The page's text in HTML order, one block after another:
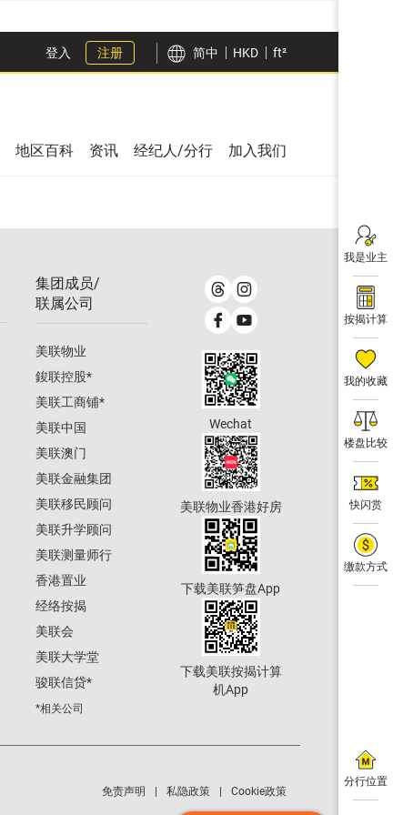
登入 注册 简中 HKD ft²
我是业主
按揭计算
我的收藏
楼盘比较
快闪赏
缴款方式
分行位置
地区百科 资讯 经纪人/分行 加入我们
集团成员/
联属公司
美联物业
鋑联控股*
美联工商铺*
美联中国
美联澳门
美联金融集团
美联移民顾问
美联升学顾问
美联测量师行
香港置业
经络按揭
美联会
美联大学堂
骏联信贷*
*相关公司
Wechat
美联物业香港好房
下载美联笋盘App
下载美联按揭计算
机App
免责声明 私隐政策 Cookie政策